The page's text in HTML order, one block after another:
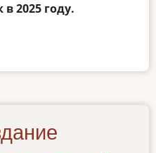
2025 году.